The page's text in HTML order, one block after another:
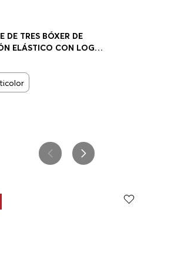
DE TRES BÓXER DE
ELÁSTICO CON LOGO